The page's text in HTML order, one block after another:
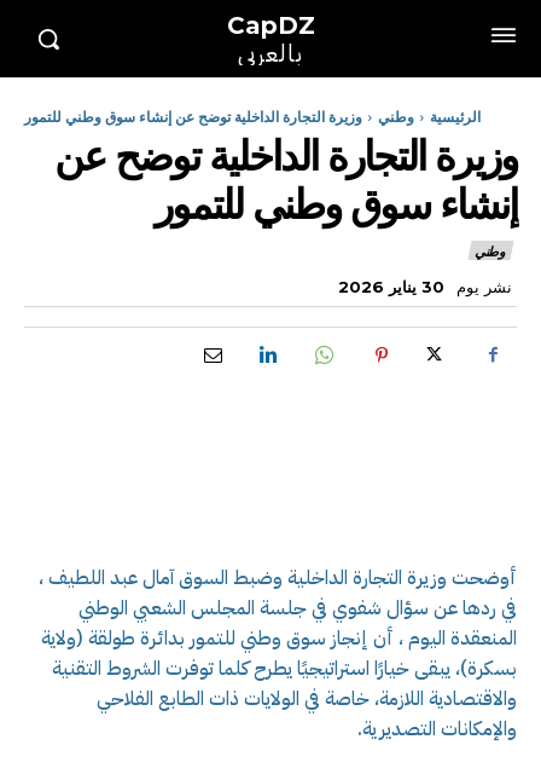
CapDZ
بالعربي
الرئيسية وطني وزيرة التجارة الداخلية توضح عن إنشاء سوق وطني للتمور
وزيرة التجارة الداخلية توضح عن
إنشاء سوق وطني للتمور
وطني
نشر يوم 30 يناير 2026
أوضحت وزيرة التجارة الداخلية وضبط السوق آمال عبد اللطيف ،
في ردها عن سؤال شفوي في جلسة المجلس الشعبي الوطني
المنعقدة اليوم ، أن إنجاز سوق وطني للتمور بدائرة طولقة (ولاية
بسكرة)، يبقى خيارًا استراتيجيًا يطرح كلما توفرت الشروط التقنية
والاقتصادية اللازمة، خاصة في الولايات ذات الطابع الفلاحي
والإمكانات التصديرية.